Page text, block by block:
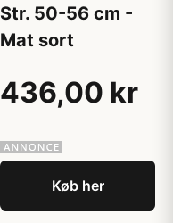
Str. 50-56 cm -
Mat sort
436,00 kr
Køb her